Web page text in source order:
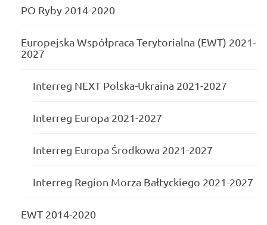
PO Ryby 2014-2020
Europejska Współpraca Terytorialna (EWT) 2021-
2027
Interreg NEXT Polska-Ukraina 2021-2027
Interreg Europa 2021-2027
Interreg Europa Środkowa 2021-2027
Interreg Region Morza Bałtyckiego 2021-2027
EWT 2014-2020